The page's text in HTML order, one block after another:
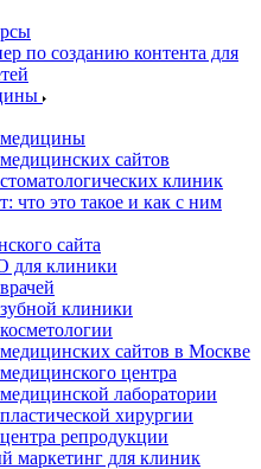
по созданию контента для
сайтов
клиник
что это такое и как с ним
сайта
для клиники
клиники
сайтов в Москве
центра
лаборатории
хирургии
репродукции
маркетинг для клиник